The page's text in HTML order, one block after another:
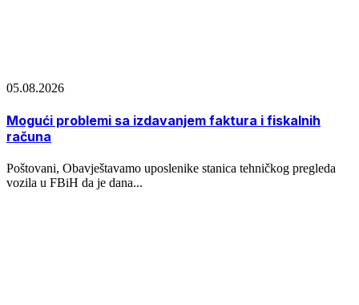
05.08.2026
Mogući problemi sa izdavanjem faktura i fiskalnih
računa
Poštovani, Obavještavamo uposlenike stanica tehničkog pregleda
vozila u FBiH da je dana...